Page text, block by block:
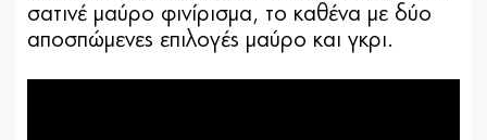
σατινέ μαύρο φινίρισμα, το καθένα με δύο
αποσπώμενες επιλογές μαύρο και γκρι.